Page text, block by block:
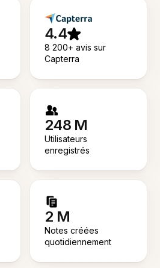
4.4
8 200+ avis sur
Capterra
248 M
Utilisateurs
enregistrés
2 M
Notes créées
quotidiennement